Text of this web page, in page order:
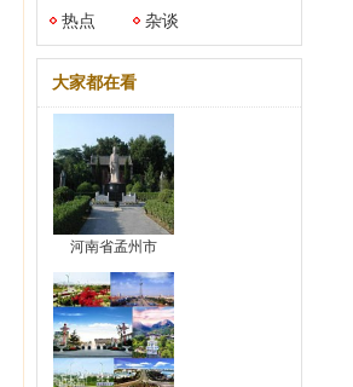
热点
杂谈
大家都在看
河南省孟州市